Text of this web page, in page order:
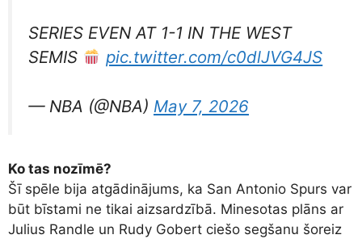
SERIES EVEN AT 1-1 IN THE WEST
SEMIS
pic.twitter.com/c0dlJVG4JS
— NBA (@NBA) May 7, 2026
Ko tas nozīmē?
Šī spēle bija atgādinājums, ka San Antonio Spurs var
būt bīstami ne tikai aizsardzībā. Minesotas plāns ar
Julius Randle un Rudy Gobert ciešo segšanu šoreiz